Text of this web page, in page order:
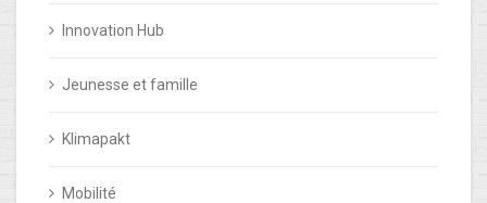
Innovation Hub
Jeunesse et famille
Klimapakt
Mobilité